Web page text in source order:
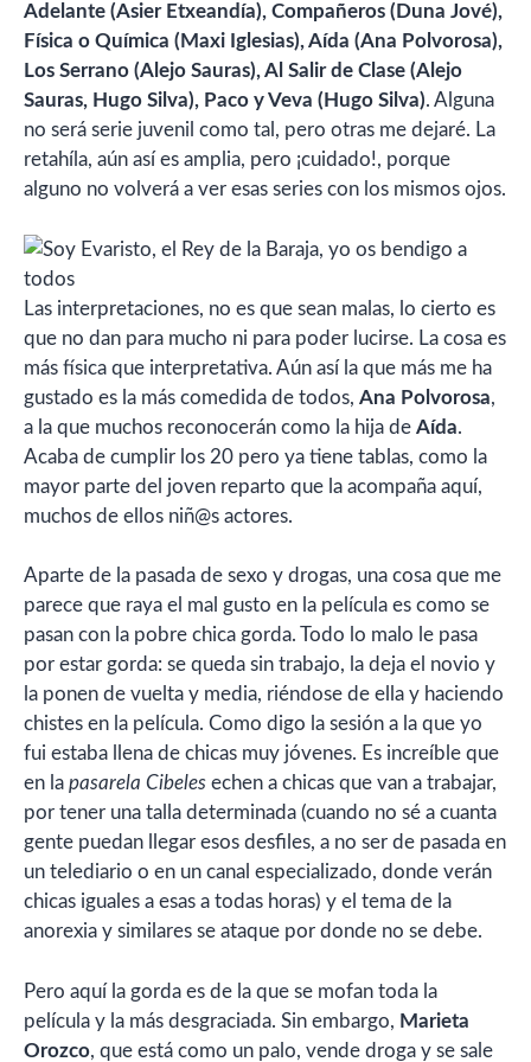
Adelante (Asier Etxeandía), Compañeros (Duna Jové),
Física o Química (Maxi Iglesias), Aída (Ana Polvorosa),
Los Serrano (Alejo Sauras), Al Salir de Clase (Alejo
Sauras, Hugo Silva), Paco y Veva (Hugo Silva). Alguna
no será serie juvenil como tal, pero otras me dejaré. La
retahíla, aún así es amplia, pero ¡cuidado!, porque
alguno no volverá a ver esas series con los mismos ojos.
Las interpretaciones, no es que sean malas, lo cierto es
que no dan para mucho ni para poder lucirse. La cosa es
más física que interpretativa. Aún así la que más me ha
gustado es la más comedida de todos, Ana Polvorosa,
a la que muchos reconocerán como la hija de Aída.
Acaba de cumplir los 20 pero ya tiene tablas, como la
mayor parte del joven reparto que la acompaña aquí,
muchos de ellos niñ@s actores.
Aparte de la pasada de sexo y drogas, una cosa que me
parece que raya el mal gusto en la película es como se
pasan con la pobre chica gorda. Todo lo malo le pasa
por estar gorda: se queda sin trabajo, la deja el novio y
la ponen de vuelta y media, riéndose de ella y haciendo
chistes en la película. Como digo la sesión a la que yo
fui estaba llena de chicas muy jóvenes. Es increíble que
en la pasarela Cibeles echen a chicas que van a trabajar,
por tener una talla determinada (cuando no sé a cuanta
gente puedan llegar esos desfiles, a no ser de pasada en
un telediario o en un canal especializado, donde verán
chicas iguales a esas a todas horas) y el tema de la
anorexia y similares se ataque por donde no se debe.
Pero aquí la gorda es de la que se mofan toda la
película y la más desgraciada. Sin embargo, Marieta
Orozco, que está como un palo, vende droga y se sale